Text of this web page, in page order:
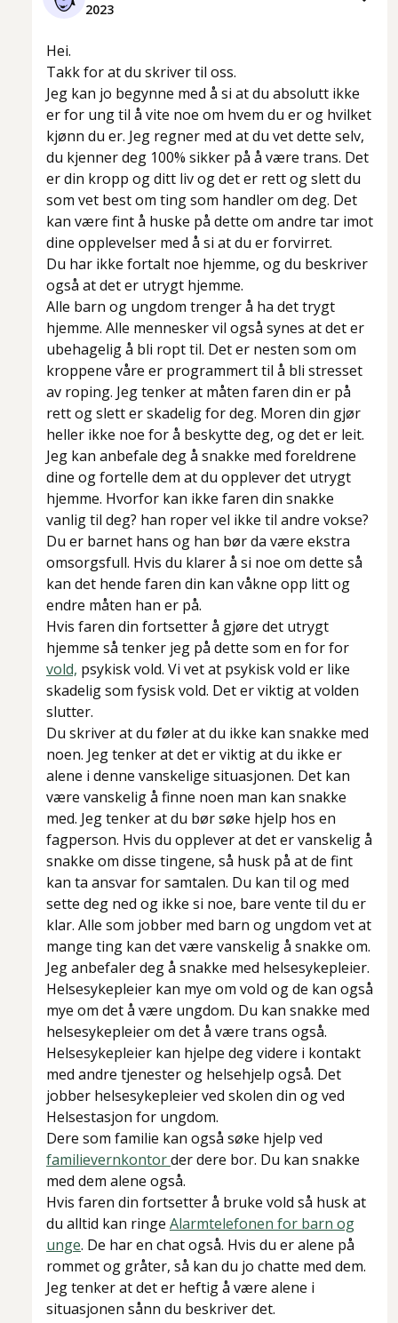
2023
Hei.
Takk for at du skriver til oss.
Jeg kan jo begynne med å si at du absolutt ikke
er for ung til å vite noe om hvem du er og hvilket
kjønn du er. Jeg regner med at du vet dette selv,
du kjenner deg 100% sikker på å være trans. Det
er din kropp og ditt liv og det er rett og slett du
som vet best om ting som handler om deg. Det
kan være fint å huske på dette om andre tar imot
dine opplevelser med å si at du er forvirret.
Du har ikke fortalt noe hjemme, og du beskriver
også at det er utrygt hjemme.
Alle barn og ungdom trenger å ha det trygt
hjemme. Alle mennesker vil også synes at det er
ubehagelig å bli ropt til. Det er nesten som om
kroppene våre er programmert til å bli stresset
av roping. Jeg tenker at måten faren din er på
rett og slett er skadelig for deg. Moren din gjør
heller ikke noe for å beskytte deg, og det er leit.
Jeg kan anbefale deg å snakke med foreldrene
dine og fortelle dem at du opplever det utrygt
hjemme. Hvorfor kan ikke faren din snakke
vanlig til deg? han roper vel ikke til andre vokse?
Du er barnet hans og han bør da være ekstra
omsorgsfull. Hvis du klarer å si noe om dette så
kan det hende faren din kan våkne opp litt og
endre måten han er på.
Hvis faren din fortsetter å gjøre det utrygt
hjemme så tenker jeg på dette som en for for
vold, psykisk vold. Vi vet at psykisk vold er like
skadelig som fysisk vold. Det er viktig at volden
slutter.
Du skriver at du føler at du ikke kan snakke med
noen. Jeg tenker at det er viktig at du ikke er
alene i denne vanskelige situasjonen. Det kan
være vanskelig å finne noen man kan snakke
med. Jeg tenker at du bør søke hjelp hos en
fagperson. Hvis du opplever at det er vanskelig å
snakke om disse tingene, så husk på at de fint
kan ta ansvar for samtalen. Du kan til og med
sette deg ned og ikke si noe, bare vente til du er
klar. Alle som jobber med barn og ungdom vet at
mange ting kan det være vanskelig å snakke om.
Jeg anbefaler deg å snakke med helsesykepleier.
Helsesykepleier kan mye om vold og de kan også
mye om det å være ungdom. Du kan snakke med
helsesykepleier om det å være trans også.
Helsesykepleier kan hjelpe deg videre i kontakt
med andre tjenester og helsehjelp også. Det
jobber helsesykepleier ved skolen din og ved
Helsestasjon for ungdom.
Dere som familie kan også søke hjelp ved
familievernkontorder dere bor. Du kan snakke
med dem alene også.
Hvis faren din fortsetter å bruke vold så husk at
du alltid kan ringe Alarmtelefonen for barn og
unge. De har en chat også. Hvis du er alene på
rommet og gråter, så kan du jo chatte med dem.
Jeg tenker at det er heftig å være alene i
situasjonen sånn du beskriver det.